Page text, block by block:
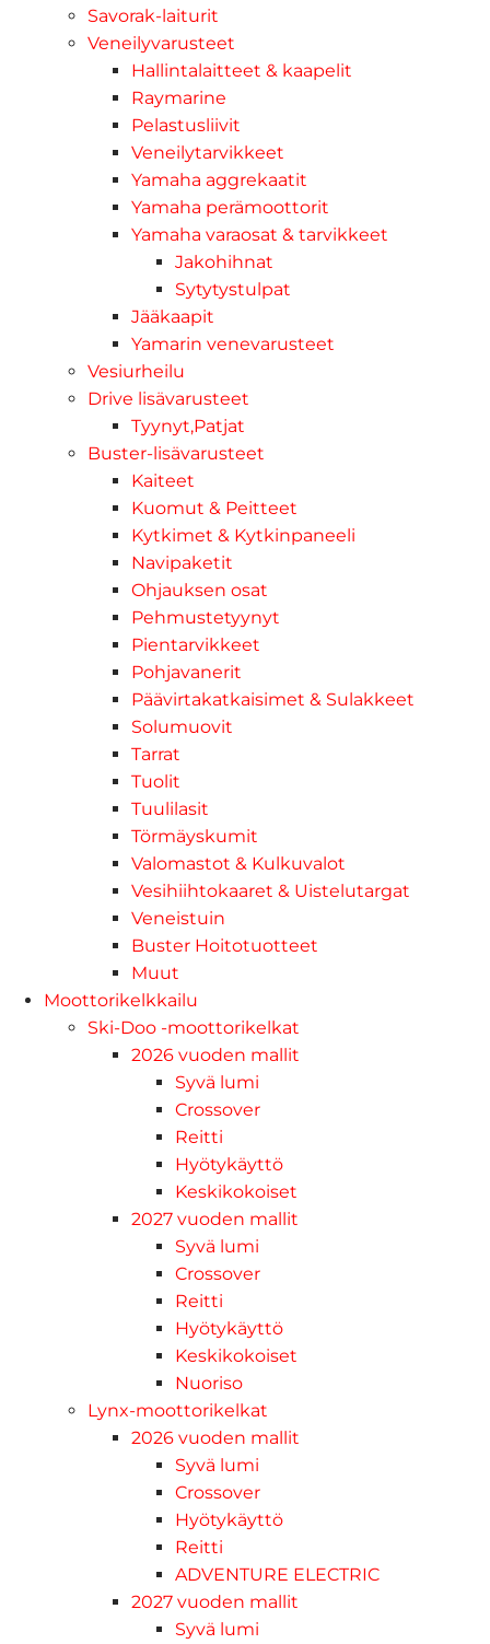
Savorak-laiturit
Veneilyvarusteet
Hallintalaitteet & kaapelit
Raymarine
Pelastusliivit
Veneilytarvikkeet
Yamaha aggrekaatit
Yamaha perämoottorit
Yamaha varaosat & tarvikkeet
Jakohihnat
Sytytystulpat
Jääkaapit
Yamarin venevarusteet
Vesiurheilu
Drive lisävarusteet
Tyynyt,Patjat
Buster-lisävarusteet
Kaiteet
Kuomut & Peitteet
Kytkimet & Kytkinpaneeli
Navipaketit
Ohjauksen osat
Pehmustetyynyt
Pientarvikkeet
Pohjavanerit
Päävirtakatkaisimet & Sulakkeet
Solumuovit
Tarrat
Tuolit
Tuulilasit
Törmäyskumit
Valomastot & Kulkuvalot
Vesihiihtokaaret & Uistelutargat
Veneistuin
Buster Hoitotuotteet
Muut
Moottorikelkkailu
Ski-Doo -moottorikelkat
2026 vuoden mallit
Syvä lumi
Crossover
Reitti
Hyötykäyttö
Keskikokoiset
2027 vuoden mallit
Syvä lumi
Crossover
Reitti
Hyötykäyttö
Keskikokoiset
Nuoriso
Lynx-moottorikelkat
2026 vuoden mallit
Syvä lumi
Crossover
Hyötykäyttö
Reitti
ADVENTURE ELECTRIC
2027 vuoden mallit
Syvä lumi